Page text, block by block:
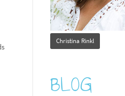
Christina Rinkl
BLOG